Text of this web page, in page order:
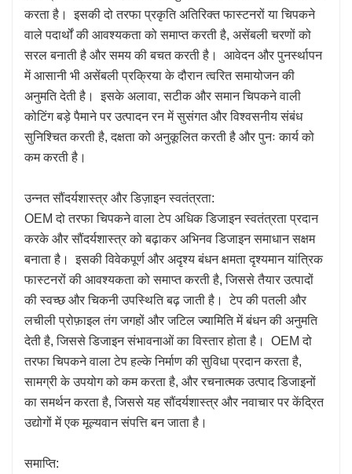
करता है। इसकी दो तरफा प्रकृति अतिरिक्त फास्टनरों या चिपकने
वाले पदार्थों की आवश्यकता को समाप्त करती है, असेंबली चरणों को
सरल बनाती है और समय की बचत करती है। आवेदन और पुनर्स्थापन
में आसानी भी असेंबली प्रक्रिया के दौरान त्वरित समायोजन की
अनुमति देती है। इसके अलावा, सटीक और समान चिपकने वाली
कोटिंग बड़े पैमाने पर उत्पादन रन में सुसंगत और विश्वसनीय संबंध
सुनिश्चित करती है, दक्षता को अनुकूलित करती है और पुनः कार्य को
कम करती है।
उन्नत सौंदर्यशास्त्र और डिज़ाइन स्वतंत्रता:
OEM दो तरफा चिपकने वाला टेप अधिक डिजाइन स्वतंत्रता प्रदान
करके और सौंदर्यशास्त्र को बढ़ाकर अभिनव डिजाइन समाधान सक्षम
बनाता है। इसकी विवेकपूर्ण और अदृश्य बंधन क्षमता दृश्यमान यांत्रिक
फास्टनरों की आवश्यकता को समाप्त करती है, जिससे तैयार उत्पादों
की स्वच्छ और चिकनी उपस्थिति बढ़ जाती है। टेप की पतली और
लचीली प्रोफ़ाइल तंग जगहों और जटिल ज्यामिति में बंधन की अनुमति
देती है, जिससे डिजाइन संभावनाओं का विस्तार होता है। OEM दो
तरफा चिपकने वाला टेप हल्के निर्माण की सुविधा प्रदान करता है,
सामग्री के उपयोग को कम करता है, और रचनात्मक उत्पाद डिजाइनों
का समर्थन करता है, जिससे यह सौंदर्यशास्त्र और नवाचार पर केंद्रित
उद्योगों में एक मूल्यवान संपत्ति बन जाता है।
समाप्ति: